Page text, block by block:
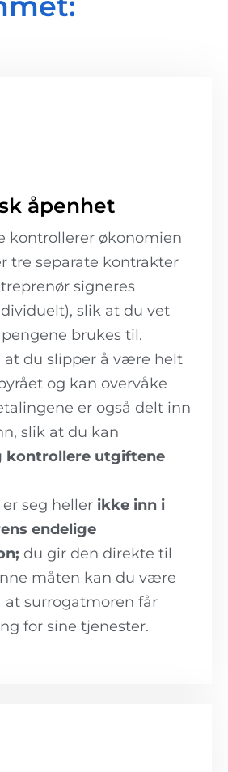
åpenhet
kontrollerer økonomien
tre separate kontrakter
signeres
slik at du vet
brukes til.
at du slipper å være helt
og kan overvåke
er også delt inn
slik at du kan
kontrollere utgiftene
er seg heller ikke inn i
endelige
du gir den direkte til
måten kan du være
at surrogatmoren får
for sine tjenester.